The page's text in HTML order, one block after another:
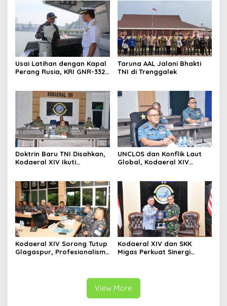
Usai Latihan dengan Kapal
Perang Rusia, KRI GNR-332
Taruna AAL Jalani Bhakti
TNI di Trenggalek
Doktrin Baru TNI Disahkan,
Kodaeral XIV Ikuti
UNCLOS dan Konflik Laut
Global, Kodaeral XIV
Kodaeral XIV Sorong Tutup
Glagaspur, Profesionalisme
Kodaeral XIV dan SKK
Migas Perkuat Sinergi
View More